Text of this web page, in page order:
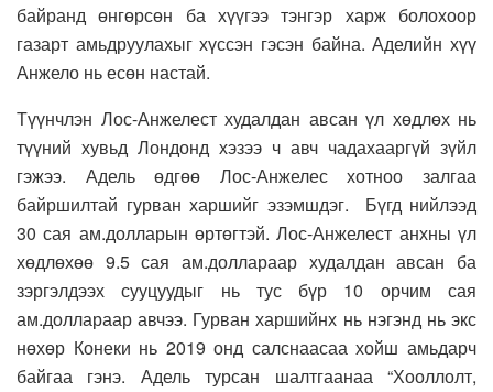
байранд өнгөрсөн ба хүүгээ тэнгэр харж болохоор
газарт амьдруулахыг хүссэн гэсэн байна. Аделийн хүү
Анжело нь есөн настай.
Түүнчлэн Лос-Анжелест худалдан авсан үл хөдлөх нь
түүний хувьд Лондонд хэзээ ч авч чадахааргүй зүйл
гэжээ. Адель өдгөө Лос-Анжелес хотноо залгаа
байршилтай гурван харшийг эзэмшдэг. Бүгд нийлээд
30 сая ам.долларын өртөгтэй. Лос-Анжелест анхны үл
хөдлөхөө 9.5 сая ам.доллараар худалдан авсан ба
зэргэлдээх сууцуудыг нь тус бүр 10 орчим сая
ам.доллараар авчээ. Гурван харшийнх нь нэгэнд нь экс
нөхөр Конеки нь 2019 онд салснаасаа хойш амьдарч
байгаа гэнэ. Адель турсан шалтгаанаа “Хооллолт,